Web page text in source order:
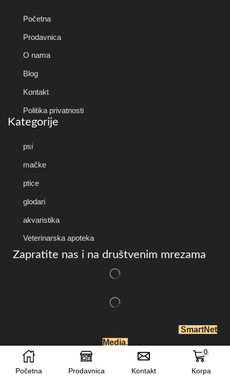
Početna
Prodavnica
O nama
Blog
Kontakt
Politika privatnosti
Kategorije
psi
mačke
ptice
glodari
akvaristika
Veterinarska apoteka
Zapratite nas i na društvenim mrezama
SmartNet
Media.
Početna Prodavnica Kontakt
0
Korpa